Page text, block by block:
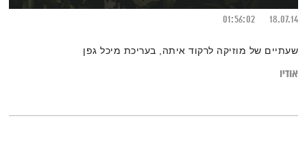
18.07.14
01:56:02
שעתיים של מוזיקה לרקוד איתה, בעריכת מיכל גפן
אודיו